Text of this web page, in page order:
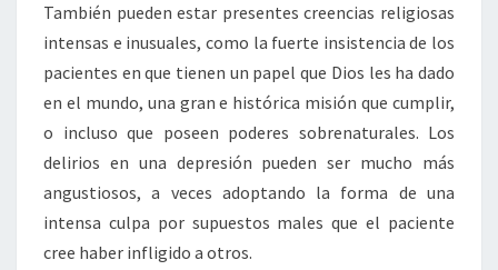
También pueden estar presentes creencias religiosas
intensas e inusuales, como la fuerte insistencia de los
pacientes en que tienen un papel que Dios les ha dado
en el mundo, una gran e histórica misión que cumplir,
o incluso que poseen poderes sobrenaturales. Los
delirios en una depresión pueden ser mucho más
angustiosos, a veces adoptando la forma de una
intensa culpa por supuestos males que el paciente
cree haber infligido a otros.